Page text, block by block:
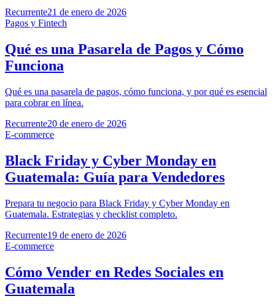
Recurrente21 de enero de 2026
Pagos y Fintech
Qué es una Pasarela de Pagos y Cómo
Funciona
Qué es una pasarela de pagos, cómo funciona, y por qué es esencial
para cobrar en línea.
Recurrente20 de enero de 2026
E-commerce
Black Friday y Cyber Monday en
Guatemala: Guía para Vendedores
Prepara tu negocio para Black Friday y Cyber Monday en
Guatemala. Estrategias y checklist completo.
Recurrente19 de enero de 2026
E-commerce
Cómo Vender en Redes Sociales en
Guatemala